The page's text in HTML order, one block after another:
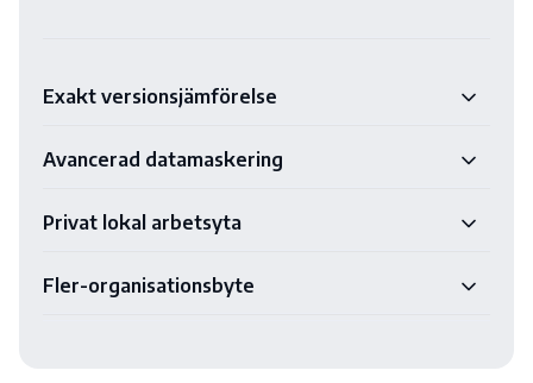
Exakt versionsjämförelse
Avancerad datamaskering
Privat lokal arbetsyta
Fler-organisationsbyte